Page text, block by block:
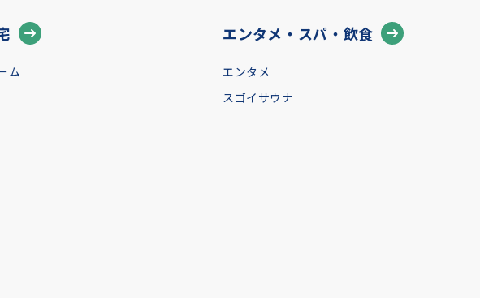
ム
エンタメ・スパ・飲食
エンタメ
スゴイサウナ